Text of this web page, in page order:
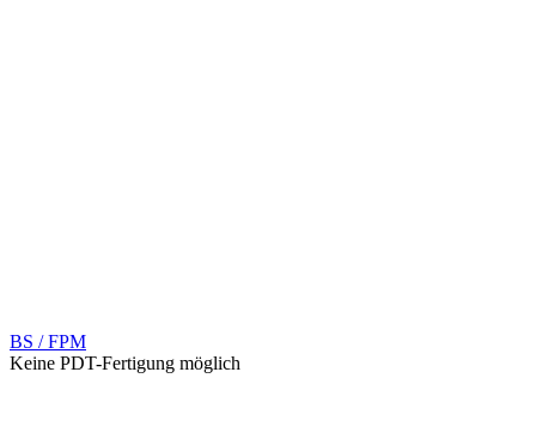
BS / FPM
Keine PDT-Fertigung möglich